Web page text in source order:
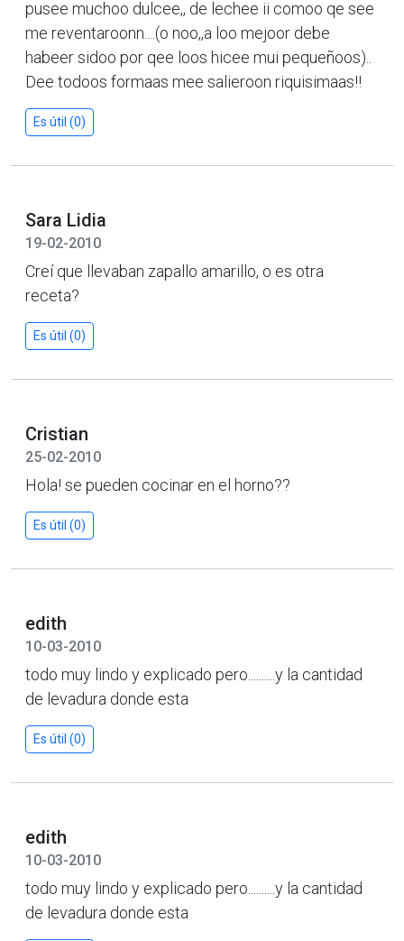
pusee muchoo dulcee,, de lechee ii comoo qe see
me reventaroonn....(o noo,,a loo mejoor debe
habeer sidoo por qee loos hicee mui pequeñoos)..
Dee todoos formaas mee salieroon riquisimaas!!
Es útil (0)
Sara Lidia
19-02-2010
Creí que llevaban zapallo amarillo, o es otra
receta?
Es útil (0)
Cristian
25-02-2010
Hola! se pueden cocinar en el horno??
Es útil (0)
edith
10-03-2010
todo muy lindo y explicado pero..........y la cantidad
de levadura donde esta
Es útil (0)
edith
10-03-2010
todo muy lindo y explicado pero..........y la cantidad
de levadura donde esta